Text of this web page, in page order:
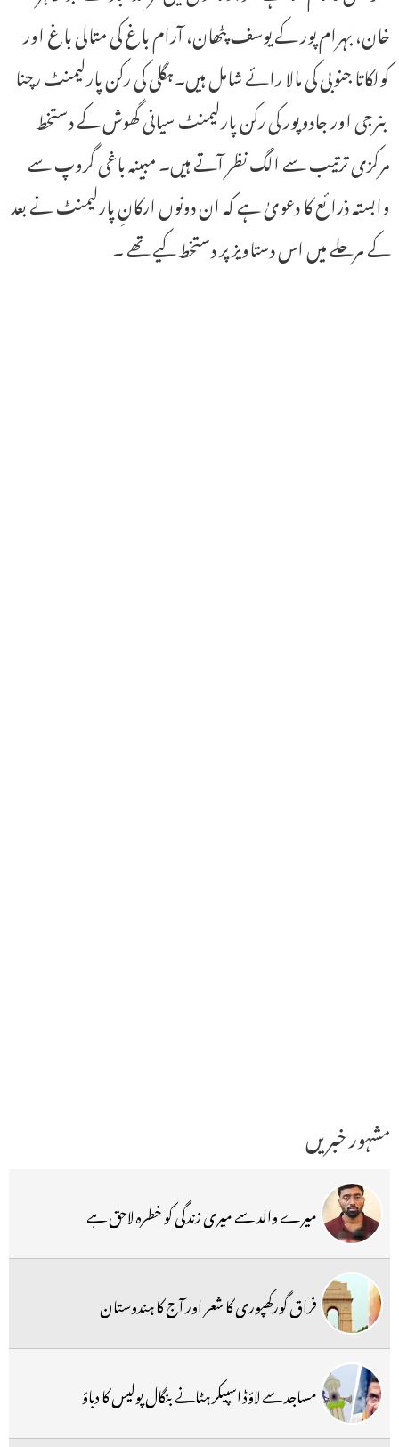
خان، بہرام پور کے یوسف پٹھان، آرام باغ کی متالی باغ اور
کولکاتا جنوبی کی مالا رائے شامل ہیں۔ہگلی کی رکن پارلیمنٹ رچنا
بنرجی اور جادوپور کی رکن پارلیمنٹ سیانی گھوش کے دستخط
مرکزی ترتیب سے الگ نظر آتے ہیں۔ مبینہ باغی گروپ سے
وابستہ ذرائع کا دعویٰ ہے کہ ان دونوں ارکانِ پارلیمنٹ نے بعد
کے مرحلے میں اس دستاویز پر دستخط کیے تھے ۔
مشہور خبریں
میرے والد سے میری زندگی کو خطرہ لاحق ہے
فراق گورکھپوری کا شعر اور آج کا ہندوستان
مساجد سے لاؤڈ اسپیکر ہٹانے بنگال پولیس کا دباؤ